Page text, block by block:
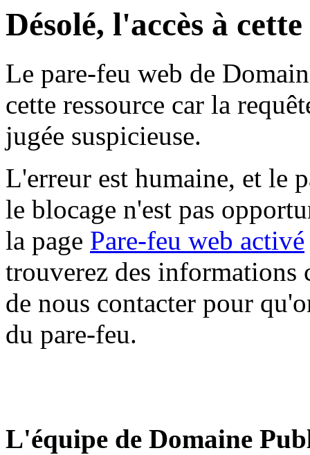
Désolé, l'accès à
Le pare-feu web de
cette ressource car la
jugée suspicieuse.
L'erreur est humaine, et le
le blocage n'est pas
la page Pare-feu web activé
trouverez des informations
de nous contacter pour
du pare-feu.
L'équipe de Domaine